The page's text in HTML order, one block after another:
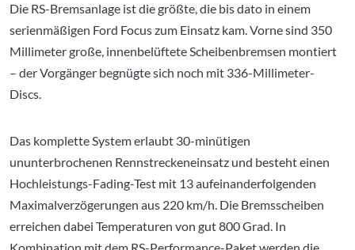
Die RS-Bremsanlage ist die größte, die bis dato in einem
serienmäßigen Ford Focus zum Einsatz kam. Vorne sind 350
Millimeter große, innenbelüftete Scheibenbremsen montiert
– der Vorgänger begnügte sich noch mit 336-Millimeter-
Discs.
Das komplette System erlaubt 30-minütigen
ununterbrochenen Rennstreckeneinsatz und besteht einen
Hochleistungs-Fading-Test mit 13 aufeinanderfolgenden
Maximalverzögerungen aus 220 km/h. Die Bremsscheiben
erreichen dabei Temperaturen von gut 800 Grad. In